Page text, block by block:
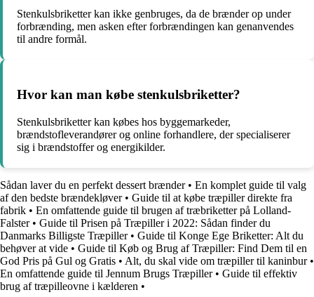
Stenkulsbriketter kan ikke genbruges, da de brænder op under
forbrænding, men asken efter forbrændingen kan genanvendes
til andre formål.
Hvor kan man købe stenkulsbriketter?
Stenkulsbriketter kan købes hos byggemarkeder,
brændstofleverandører og online forhandlere, der specialiserer
sig i brændstoffer og energikilder.
Sådan laver du en perfekt dessert brænder• En komplet guide til valg
af den bedste brændekløver• Guide til at købe træpiller direkte fra
fabrik • En omfattende guide til brugen af træbriketter på Lolland-
Falster• Guide til Prisen på Træpiller i 2022: Sådan finder du
Danmarks Billigste Træpiller• Guide til Konge Ege Briketter: Alt du
behøver at vide • Guide til Køb og Brug af Træpiller: Find Dem til en
God Pris på Gul og Gratis • Alt, du skal vide om træpiller til kaninbur•
En omfattende guide til Jennum Brugs Træpiller• Guide til effektiv
brug af træpilleovne i kælderen •